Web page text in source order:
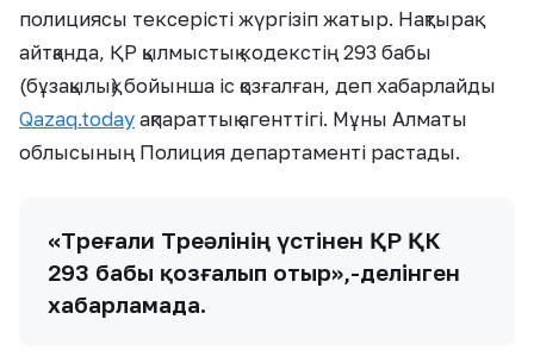
полициясы тексерісті жүргізіп жатыр. Нақтырақ
айтқанда, ҚР қылмыстық кодекстің 293 бабы
(бұзақылық) бойынша іс қозғалған, деп хабарлайды
Qazaq.today ақпараттық агенттігі. Мұны Алматы
облысының Полиция департаменті растады.
«Төреғали Төреәлінің үстінен ҚР ҚК
293 бабы қозғалып отыр»,-делінген
хабарламада.